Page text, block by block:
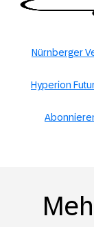
Nürnberger
Hyperion